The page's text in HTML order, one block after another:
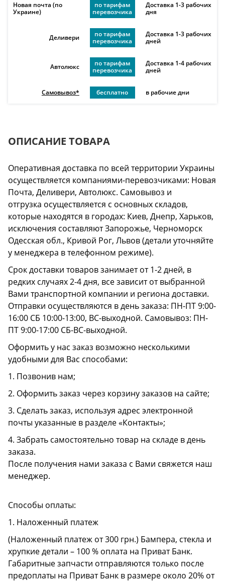
Новая почта (по
Украине)
по тарифам
перевозчика
Доставка 1-3 рабочих
дня
Деливери
по тарифам
перевозчика
Доставка 1-3 рабочих
дней
Автолюкс
по тарифам
перевозчика
Доставка 1-4 рабочих
дней
Самовывоз* бесплатно в рабочие дни
ОПИСАНИЕ ТОВАРА
Оперативная доставка по всей территории Украины
осуществляется компаниями-перевозчиками: Новая
Почта, Деливери, Автолюкс. Самовывоз и
отгрузка осуществляется с основных складов,
которые находятся в городах: Киев, Днепр, Харьков,
исключения составляют Запорожье, Черноморск
Одесская обл., Кривой Рог, Львов (детали уточняйте
у менеджера в телефонном режиме).
Срок доставки товаров занимает от 1-2 дней, в
редких случаях 2-4 дня, все зависит от выбранной
Вами транспортной компании и региона доставки.
Отправки осуществляются в день заказа: ПН-ПТ 9:00-
16:00 СБ 10:00-13:00, ВС-выходной. Самовывоз: ПН-
ПТ 9:00-17:00 СБ-ВС-выходной.
Оформить у нас заказ возможно несколькими
удобными для Вас способами:
1. Позвонив нам;
2. Оформить заказ через корзину заказов на сайте;
3. Сделать заказ, используя адрес электронной
почты указанные в разделе «Контакты»;
4. Забрать самостоятельно товар на складе в день
заказа.
После получения нами заказа с Вами свяжется наш
менеджер.
Способы оплаты:
1. Наложенный платеж
(Наложенный платеж от 300 грн.) Бампера, стекла и
хрупкие детали – 100 % оплата на Приват Банк.
Габаритные запчасти отправляются только после
предоплаты на Приват Банк в размере около 20% от